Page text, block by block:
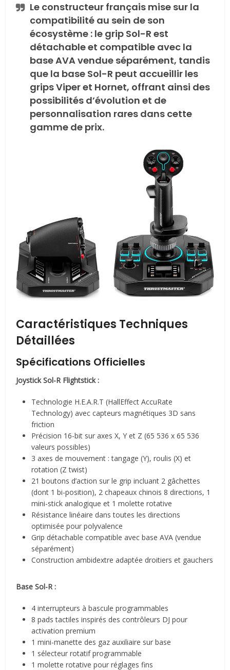
Le constructeur français mise sur la
compatibilité au sein de son
écosystème : le grip Sol-R est
détachable et compatible avec la
base AVA vendue séparément, tandis
que la base Sol-R peut accueillir les
grips Viper et Hornet, offrant ainsi des
possibilités d’évolution et de
personnalisation rares dans cette
gamme de prix.
Caractéristiques Techniques
Détaillées
Spécifications Officielles
Joystick Sol-R Flightstick :
Technologie H.E.A.R.T (HallEffect AccuRate
Technology) avec capteurs magnétiques 3D sans
friction
Précision 16-bit sur axes X, Y et Z (65 536 x 65 536
valeurs possibles)
3 axes de mouvement : tangage (Y), roulis (X) et
rotation (Z twist)
21 boutons d’action sur le grip incluant 2 gâchettes
(dont 1 bi-position), 2 chapeaux chinois 8 directions, 1
mini-stick analogique et 1 molette rotative
Résistance linéaire dans toutes les directions
optimisée pour polyvalence
Grip détachable compatible avec base AVA (vendue
séparément)
Construction ambidextre adaptée droitiers et gauchers
Base Sol-R :
4 interrupteurs à bascule programmables
8 pads tactiles inspirés des contrôleurs DJ pour
activation premium
1 mini-manette des gaz auxiliaire sur base
1 sélecteur rotatif programmable
1 molette rotative pour réglages fins